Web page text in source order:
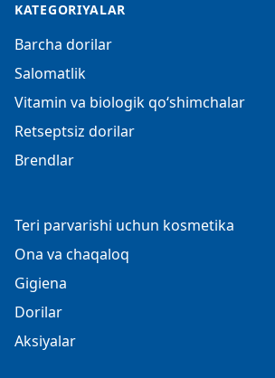
KATEGORIYALAR
Barcha dorilar
Salomatlik
Vitamin va biologik qo‘shimchalar
Retseptsiz dorilar
Brendlar
Teri parvarishi uchun kosmetika
Ona va chaqaloq
Gigiena
Dorilar
Aksiyalar